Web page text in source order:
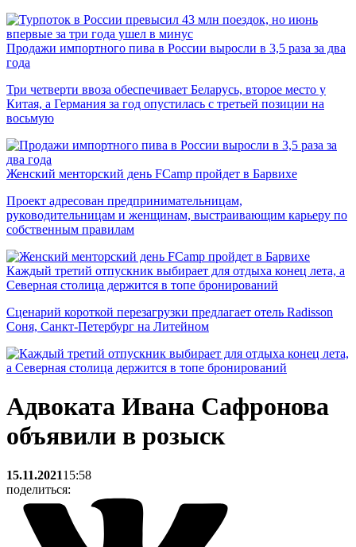
Продажи импортного пива в России выросли в 3,5 раза за два
года
Три четверти ввоза обеспечивает Беларусь, второе место у
Китая, а Германия за год опустилась с третьей позиции на
восьмую
Женский менторский день FCamp пройдет в Барвихе
Проект адресован предпринимательницам,
руководительницам и женщинам, выстраивающим карьеру по
собственным правилам
Каждый третий отпускник выбирает для отдыха конец лета, а
Северная столица держится в топе бронирований
Сценарий короткой перезагрузки предлагает отель Radisson
Соня, Санкт-Петербург на Литейном
Адвоката Ивана Сафронова
объявили в розыск
15.11.202115:58
поделиться: